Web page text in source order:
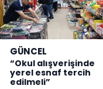
GÜNCEL
“Okul alışverişinde
yerel esnaf tercih
edilmeli”